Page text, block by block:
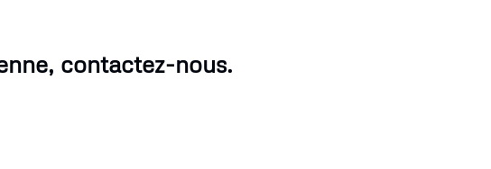
contactez-nous.